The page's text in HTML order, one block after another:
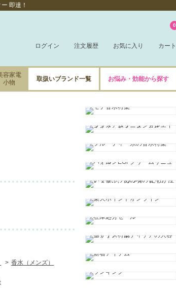
即達！
ログイン 注文履歴 お気に入り カート
0
容家電
小物
取扱いブランド一覧 お悩み・効能から探す
香水（メンズ）